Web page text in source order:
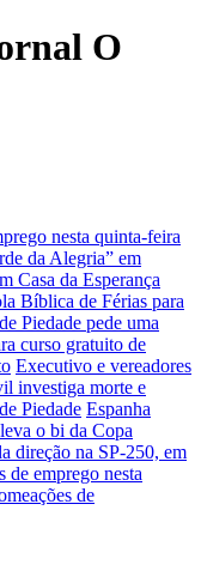
O
nesta quinta-feira
da Alegria” em
Casa da Esperança
Bíblica de Férias para
Piedade pede uma
curso gratuito de
Executivo e vereadores
investiga morte e
Piedade Espanha
o bi da Copa
direção na SP-250, em
de emprego nesta
de